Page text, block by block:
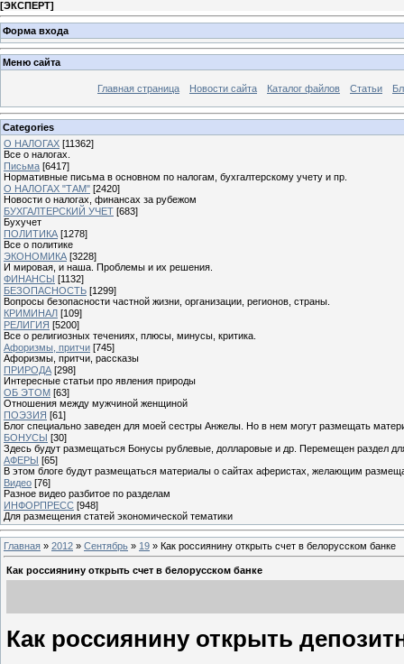
[ЭКСПЕРТ]
Форма входа
Меню сайта
Главная страница Новости сайта Каталог файлов Статьи
Categories
О НАЛОГАХ [11362]
Все о налогах.
Письма [6417]
Нормативные письма в основном по налогам, бухгалтерскому учету и пр.
О НАЛОГАХ "ТАМ" [2420]
Новости о налогах, финансах за рубежом
БУХГАЛТЕРСКИЙ УЧЕТ [683]
Бухучет
ПОЛИТИКА [1278]
Все о политике
ЭКОНОМИКА [3228]
И мировая, и наша. Проблемы и их решения.
ФИНАНСЫ [1132]
БЕЗОПАСНОСТЬ [1299]
Вопросы безопасности частной жизни, организации, регионов, страны.
КРИМИНАЛ [109]
РЕЛИГИЯ [5200]
Все о религиозных течениях, плюсы, минусы, критика.
Афоризмы, притчи [745]
Афоризмы, притчи, рассказы
ПРИРОДА [298]
Интересные статьи про явления природы
ОБ ЭТОМ [63]
Отношения между мужчиной женщиной
ПОЭЗИЯ [61]
Блог специально заведен для моей сестры Анжелы. Но в нем могут размещать
БОНУСЫ [30]
Здесь будут размещаться Бонусы рублевые, долларовые и др. Перемещен раздел
АФЕРЫ [65]
В этом блоге будут размещаться материалы о сайтах аферистах, желающим
Видео [76]
Разное видео разбитое по разделам
ИНФОРПРЕСС [948]
Для размещения статей экономической тематики
Главная » 2012 » Сентябрь » 19 » Как россиянину открыть счет в белорусском банке
Как россиянину открыть счет в белорусском банке
Как россиянину открыть